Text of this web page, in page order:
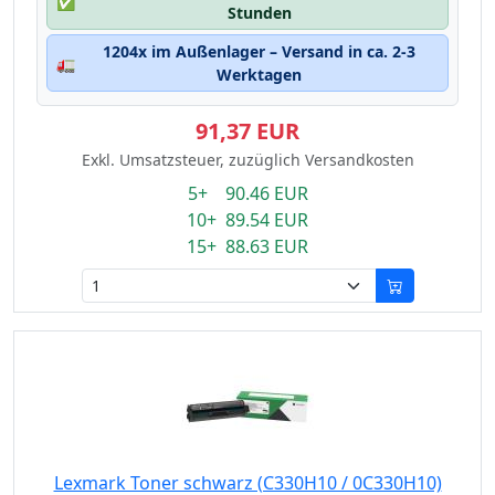
Stunden
🚛
1204x im Außenlager – Versand in ca. 2-3
Werktagen
91,37 EUR
Exkl. Umsatzsteuer, zuzüglich Versandkosten
5+ 90.46 EUR
10+ 89.54 EUR
15+ 88.63 EUR
Lexmark Toner schwarz (C330H10 / 0C330H10)